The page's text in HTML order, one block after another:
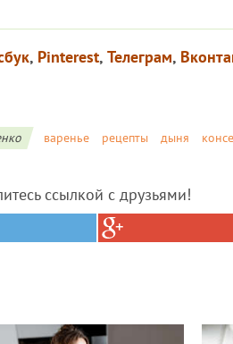
, Pinterest, Телеграм,
варенье рецепты дыня
ссылкой с друзьями!